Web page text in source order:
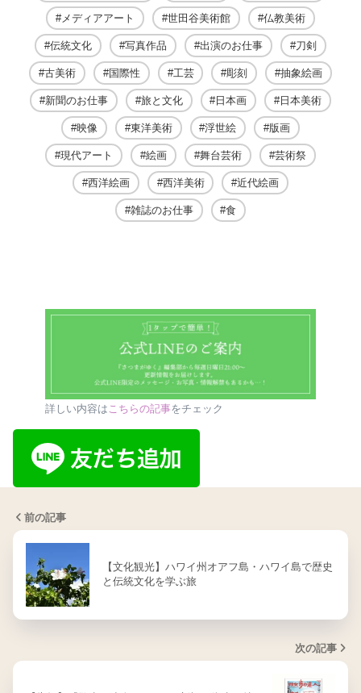
メディアアート 世田谷美術館 仏教美術
伝統文化 写真作品 出演のお仕事 刀剣
古美術 国際性 工芸 彫刻 抽象絵画
新聞のお仕事 旅と文化 日本画 日本美術
映像 東洋美術 浮世絵 版画
現代アート 絵画 舞台芸術 芸術祭
西洋絵画 西洋美術 近代絵画
雑誌のお仕事 食
詳しい内容は こちらの記事をチェック
前の記事
【文化観光】ハワイ州オアフ島・ハワイ島で歴史
と伝統文化を学ぶ旅
次の記事